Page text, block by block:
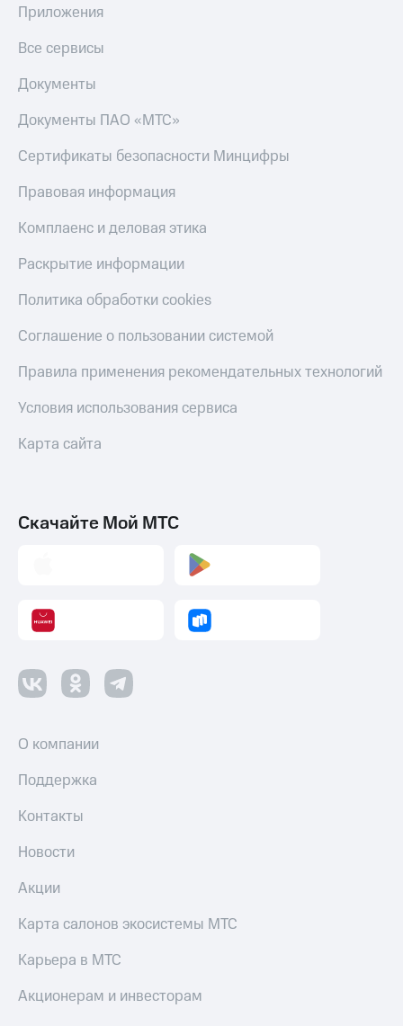
Приложения
Все сервисы
Документы
Документы ПАО «МТС»
Сертификаты безопасности Минцифры
Правовая информация
Комплаенс и деловая этика
Раскрытие информации
Политика обработки cookies
Соглашение о пользовании системой
Правила применения рекомендательных технологий
Условия использования сервиса
Карта сайта
Скачайте Мой МТС
О компании
Поддержка
Контакты
Новости
Акции
Карта салонов экосистемы МТС
Карьера в МТС
Акционерам и инвесторам